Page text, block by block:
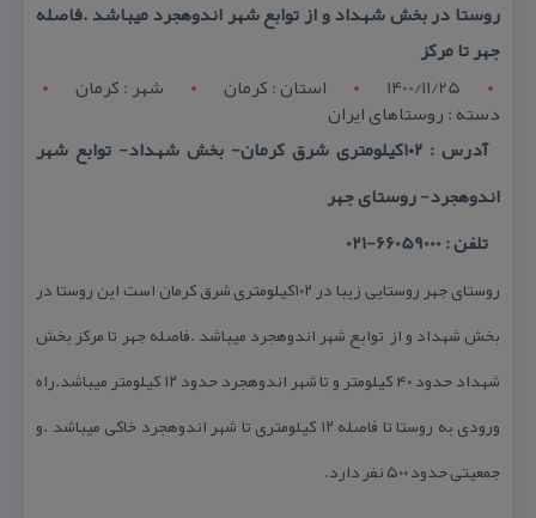
روستا در بخش شهداد و از توابع شهر اندوهجرد میباشد .فاصله
جهر تا مركز
1400/11/25
استان : کرمان شهر : کرمان
دسته : روستاهای ایران
آدرس : ۱۰۲كیلومتری شرق كرمان- بخش شهداد- توابع شهر
اندوهجرد- روستای جهر
تلفن : 66059000-021
روستای جهر روستایی زیبا در ۱۰۲كیلومتری شرق كرمان است این روستا در
بخش شهداد و از توابع شهر اندوهجرد میباشد .فاصله جهر تا مركز بخش
شهداد حدود ۴۰ كیلومتر و تا شهر اندوهجرد حدود ۱۲ كیلومتر میباشد.راه
ورودی به روستا تا فاصله ۱۲ كیلومتری تا شهر اندوهجرد خاكی میباشد .و
جمعیتی حدود ۵۰۰ نفر دارد.